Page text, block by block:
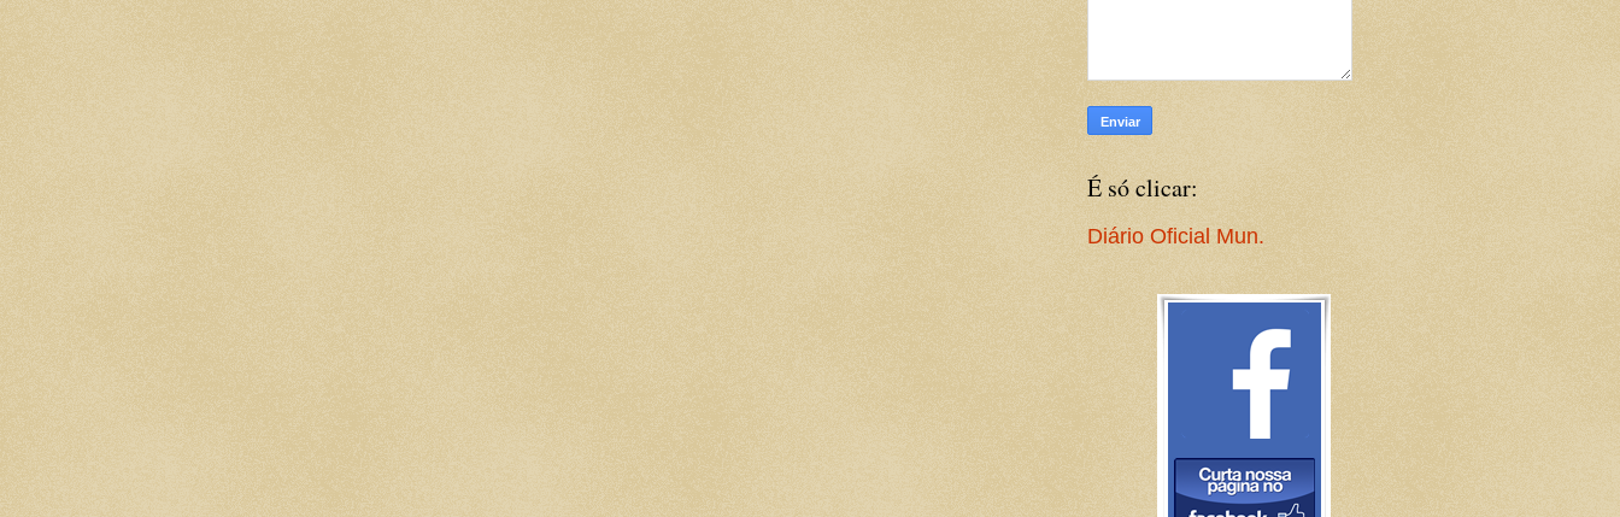
É só clicar:
Diário Oficial Mun.